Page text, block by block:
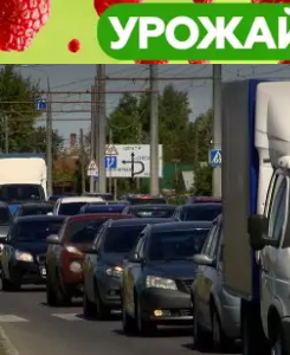
Перед
проблему
Глас народаПеред
проблему
Глас народа
Другие
по теме
Погода
валют в